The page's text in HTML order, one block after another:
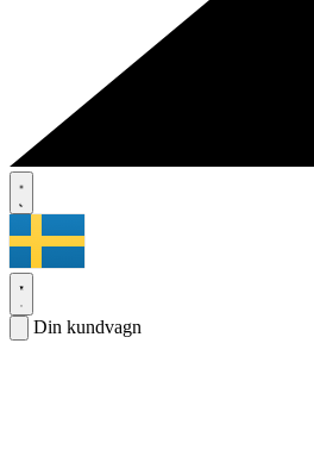
Din kundvagn